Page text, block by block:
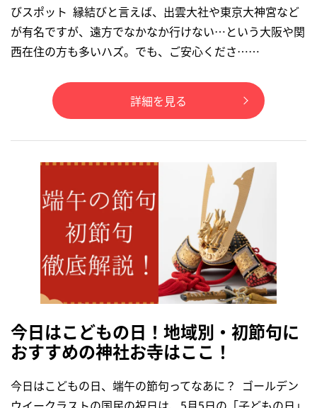
びスポット 縁結びと言えば、出雲大社や東京大神宮など
が有名ですが、遠方でなかなか行けない…という大阪や関
西在住の方も多いハズ。でも、ご安心くださ……
詳細を見る
今日はこどもの日！地域別・初節句に
おすすめの神社お寺はここ！
今日はこどもの日、端午の節句ってなあに？ ゴールデン